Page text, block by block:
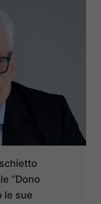
“Dono
le sue